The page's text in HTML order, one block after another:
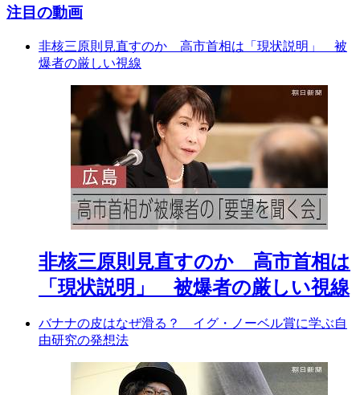
注目の動画
非核三原則見直すのか 高市首相は「現状説明」 被
爆者の厳しい視線
非核三原則見直すのか 高市首相は
「現状説明」 被爆者の厳しい視線
バナナの皮はなぜ滑る？ イグ・ノーベル賞に学ぶ自
由研究の発想法